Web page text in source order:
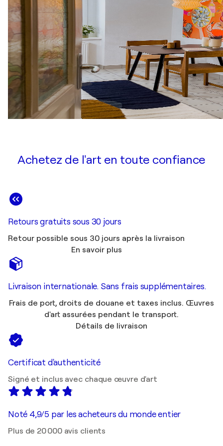
Achetez de l'art en toute confiance
Retours gratuits sous 30 jours
Retour possible sous 30 jours après la livraison
En savoir plus
Livraison internationale. Sans frais supplémentaires.
Frais de port, droits de douane et taxes inclus. Œuvres
d'art assurées pendant le transport.
Détails de livraison
Certificat d'authenticité
Signé et inclus avec chaque œuvre d'art
Noté 4,9/5 par les acheteurs du monde entier
Plus de 20 000 avis clients